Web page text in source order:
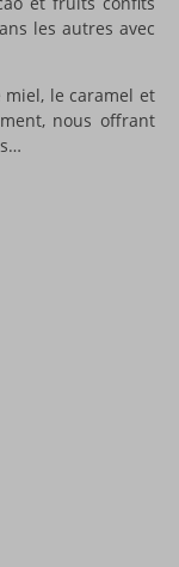
les autres avec
le caramel et
nous offrant